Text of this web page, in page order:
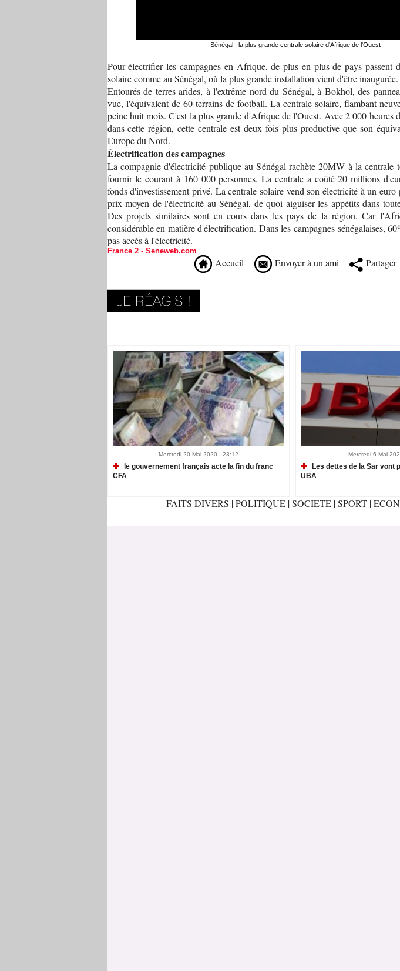
Sénégal : la plus grande centrale solaire d'Afrique de l'Ouest
Pour électrifier les campagnes en Afrique, de plus en plus de pays passent
solaire comme au Sénégal, où la plus grande installation vient d'être inaugurée.
Entourés de terres arides, à l'extrême nord du Sénégal, à Bokhol, des
vue, l'équivalent de 60 terrains de football. La centrale solaire, flambant
peine huit mois. C'est la plus grande d'Afrique de l'Ouest. Avec 2 000 heures
dans cette région, cette centrale est deux fois plus productive que son
Europe du Nord.
Électrification des campagnes
La compagnie d'électricité publique au Sénégal rachète 20MW à la centrale
fournir le courant à 160 000 personnes. La centrale a coûté 20 millions
fonds d'investissement privé. La centrale solaire vend son électricité à un
prix moyen de l'électricité au Sénégal, de quoi aiguiser les appétits dans
Des projets similaires sont en cours dans les pays de la région. Car
considérable en matière d'électrification. Dans les campagnes sénégalaises,
pas accès à l'électricité.
France 2 - Seneweb.com
Accueil Envoyer à un ami Partager
Mercredi 20 Mai 2020 - 23:12
le gouvernement français acte la fin du franc
CFA
Mercredi 6 Mai
Les dettes de la Sar vont
UBA
FAITS DIVERS |POLITIQUE |SOCIETE |SPORT |